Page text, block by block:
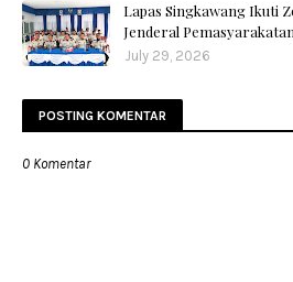
Lapas Singkawang Ikuti
Jenderal Pemasyarakatan
July 29, 2026
POSTING KOMENTAR
0 Komentar